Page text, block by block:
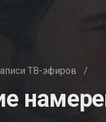
ТВ-эфиров /